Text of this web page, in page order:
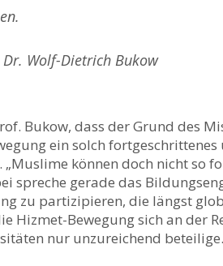
Wolf-Dietrich Bukow
Bukow, dass der Grund des
ein solch
können doch nicht so
spreche gerade das
zu partizipieren, die längst
Hizmet-Bewegung sich an der
nur unzureichend beteilige.